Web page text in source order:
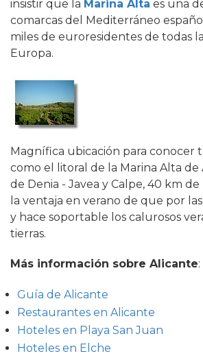
insistir que la Marina Alta es una
comarcas del Mediterráneo
miles de euroresidentes de todas
Europa.
Magnífica ubicación para conocer
como el litoral de la Marina Alta de
de Denia - Javea y Calpe, 40 km
la ventaja en verano de que por
y hace soportable los calurosos
tierras.
Más información sobre Alicante:
Guía de Alicante
Restaurantes en Alicante
Hoteles en Playa San Juan
Hoteles en Elche